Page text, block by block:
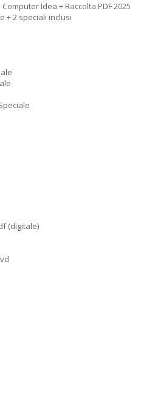
Idea + Raccolta PDF 2025
+ 2 speciali inclusi
(digitale)